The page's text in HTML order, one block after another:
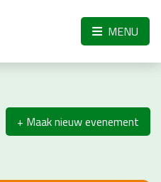
MENU
+ Maak nieuw evenement